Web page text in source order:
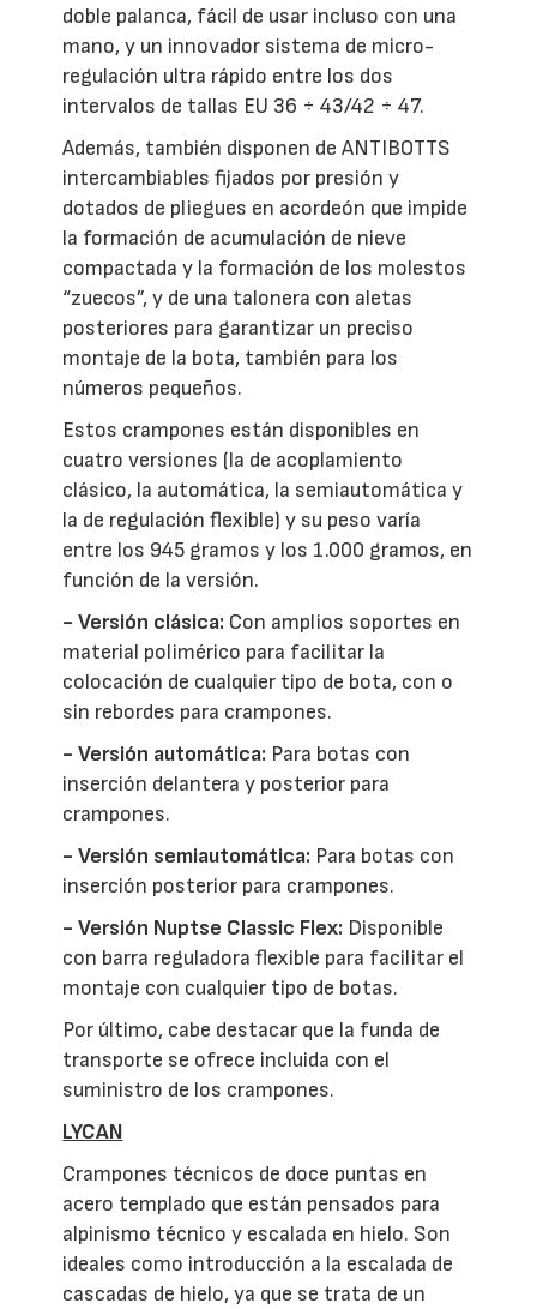
doble palanca, fácil de usar incluso con una
mano, y un innovador sistema de micro-
regulación ultra rápido entre los dos
intervalos de tallas EU 36 ÷ 43/42 ÷ 47.
Además, también disponen de ANTIBOTTS
intercambiables fijados por presión y
dotados de pliegues en acordeón que impide
la formación de acumulación de nieve
compactada y la formación de los molestos
“zuecos”, y de una talonera con aletas
posteriores para garantizar un preciso
montaje de la bota, también para los
números pequeños.
Estos crampones están disponibles en
cuatro versiones (la de acoplamiento
clásico, la automática, la semiautomática y
la de regulación flexible) y su peso varía
entre los 945 gramos y los 1.000 gramos, en
función de la versión.
- Versión clásica: Con amplios soportes en
material polimérico para facilitar la
colocación de cualquier tipo de bota, con o
sin rebordes para crampones.
- Versión automática: Para botas con
inserción delantera y posterior para
crampones.
- Versión semiautomática: Para botas con
inserción posterior para crampones.
- Versión Nuptse Classic Flex: Disponible
con barra reguladora flexible para facilitar el
montaje con cualquier tipo de botas.
Por último, cabe destacar que la funda de
transporte se ofrece incluida con el
suministro de los crampones.
LYCAN
Crampones técnicos de doce puntas en
acero templado que están pensados para
alpinismo técnico y escalada en hielo. Son
ideales como introducción a la escalada de
cascadas de hielo, ya que se trata de un